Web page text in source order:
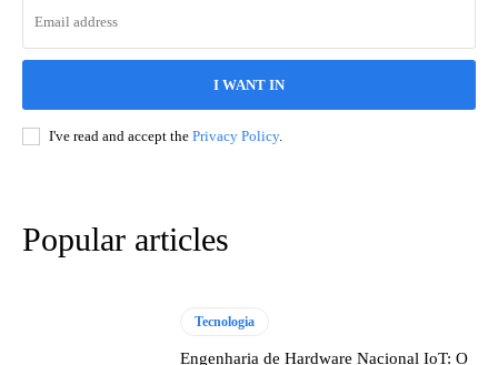
I WANT IN
I've read and accept the Privacy Policy.
Popular articles
Tecnologia
Engenharia de Hardware Nacional IoT: O